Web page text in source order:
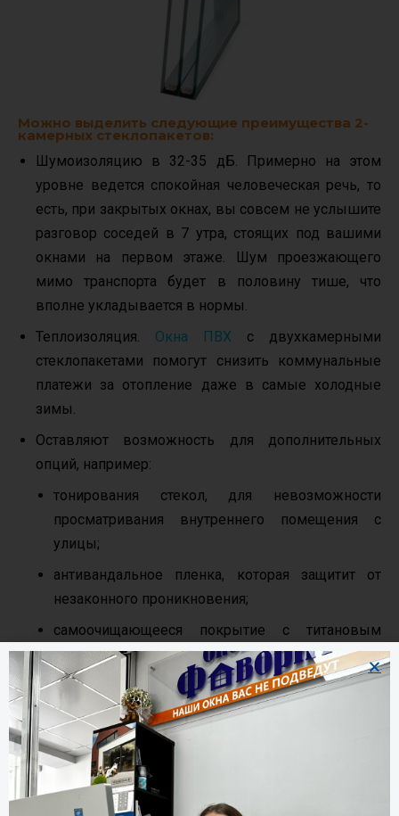
Можно выделить следующие преимущества 2-
камерных стеклопакетов:
Шумоизоляцию в 32-35 дБ. Примерно на этом
уровне ведется спокойная человеческая речь, то
есть, при закрытых окнах, вы совсем не услышите
разговор соседей в 7 утра, стоящих под вашими
окнами на первом этаже. Шум проезжающего
мимо транспорта будет в половину тише, что
вполне укладывается в нормы.
Теплоизоляция. Окна ПВХ с двухкамерными
стеклопакетами помогут снизить коммунальные
платежи за отопление даже в самые холодные
зимы.
Оставляют возможность для дополнительных
опций, например:
тонирования стекол, для невозможности
просматривания внутреннего помещения с
улицы;
антивандальное пленка, которая защитит от
незаконного проникновения;
самоочищающееся покрытие с титановым
напылением, за счет которого стекла не
восприимчивы к пыли, грязи, каплям дождя.
Несмотря на очевидные достоинства таких систем, у
них есть и недостатки, это, прежде всего, больших
вес, но эта проблема легко решаема установкой
качественнойфурнитуры